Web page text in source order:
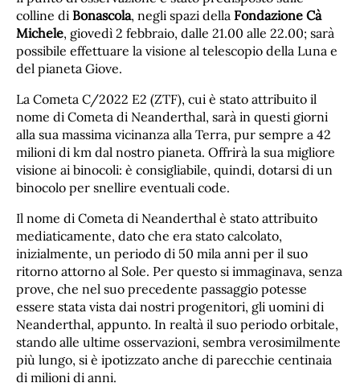
colline di Bonascola, negli spazi della Fondazione Cà
Michele, giovedì 2 febbraio, dalle 21.00 alle 22.00; sarà
possibile effettuare la visione al telescopio della Luna e
del pianeta Giove.
La Cometa C/2022 E2 (ZTF), cui è stato attribuito il
nome di Cometa di Neanderthal, sarà in questi giorni
alla sua massima vicinanza alla Terra, pur sempre a 42
milioni di km dal nostro pianeta. Offrirà la sua migliore
visione ai binocoli: è consigliabile, quindi, dotarsi di un
binocolo per snellire eventuali code.
Il nome di Cometa di Neanderthal è stato attribuito
mediaticamente, dato che era stato calcolato,
inizialmente, un periodo di 50 mila anni per il suo
ritorno attorno al Sole. Per questo si immaginava, senza
prove, che nel suo precedente passaggio potesse
essere stata vista dai nostri progenitori, gli uomini di
Neanderthal, appunto. In realtà il suo periodo orbitale,
stando alle ultime osservazioni, sembra verosimilmente
più lungo, si è ipotizzato anche di parecchie centinaia
di milioni di anni.